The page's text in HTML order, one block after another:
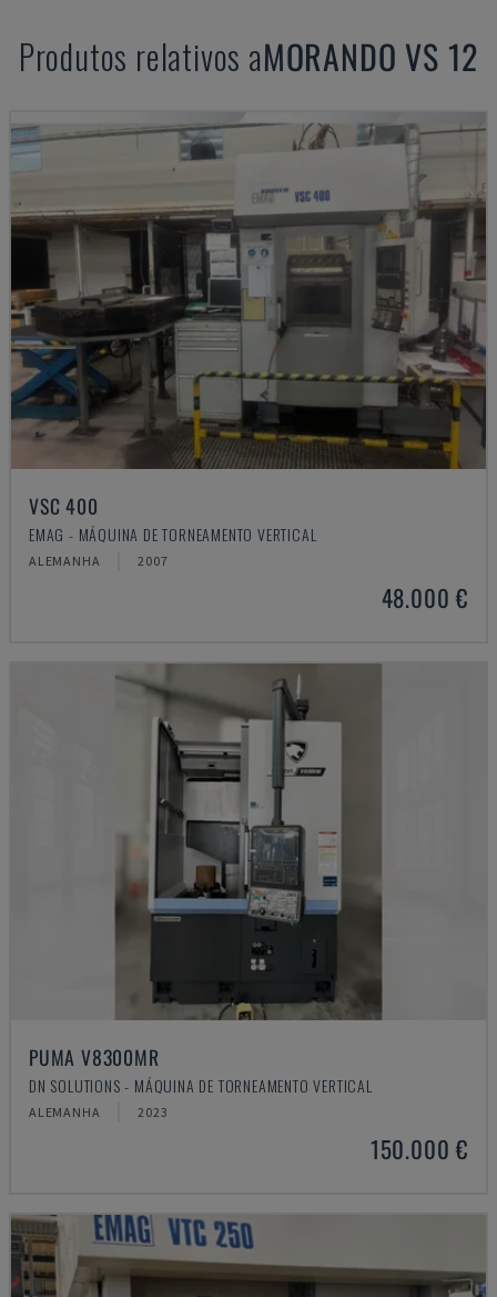
Produtos relativos aMORANDO VS 12
VSC 400
EMAG - MÁQUINA DE TORNEAMENTO VERTICAL
ALEMANHA 2007
48.000 €
PUMA V8300MR
DN SOLUTIONS - MÁQUINA DE TORNEAMENTO VERTICAL
ALEMANHA 2023
150.000 €